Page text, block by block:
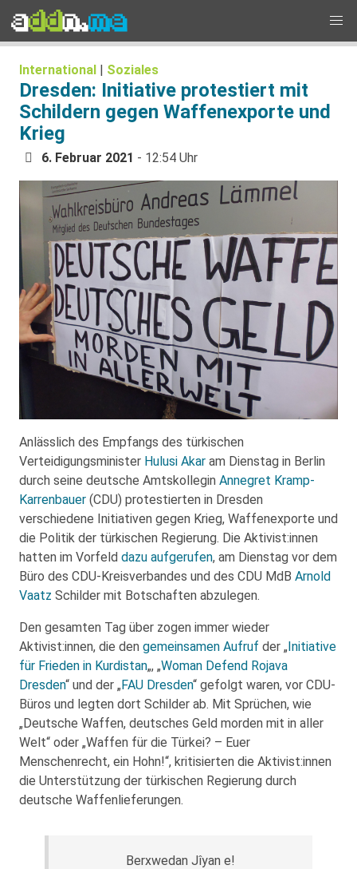
International | Soziales
Dresden: Initiative protestiert mit
Schildern gegen Waffenexporte und
Krieg
6. Februar 2021 - 12:54 Uhr
Anlässlich des Empfangs des türkischen
Verteidigungsminister Hulusi Akar am Dienstag in Berlin
durch seine deutsche Amtskollegin Annegret Kramp-
Karrenbauer (CDU) protestierten in Dresden
verschiedene Initiativen gegen Krieg, Waffenexporte und
die Politik der türkischen Regierung. Die Aktivist:innen
hatten im Vorfeld dazu aufgerufen, am Dienstag vor dem
Büro des CDU-Kreisverbandes und des CDU MdB Arnold
Vaatz Schilder mit Botschaften abzulegen.
Den gesamten Tag über zogen immer wieder
Aktivist:innen, die den gemeinsamen Aufruf der „Initiative
für Frieden in Kurdistan„, „Woman Defend Rojava
Dresden“ und der „FAU Dresden“ gefolgt waren, vor CDU-
Büros und legten dort Schilder ab. Mit Sprüchen, wie
„Deutsche Waffen, deutsches Geld morden mit in aller
Welt“ oder „Waffen für die Türkei? – Euer
Menschenrecht, ein Hohn!“, kritisierten die Aktivist:innen
die Unterstützung der türkischen Regierung durch
deutsche Waffenlieferungen.
Berxwedan Jîyan e!